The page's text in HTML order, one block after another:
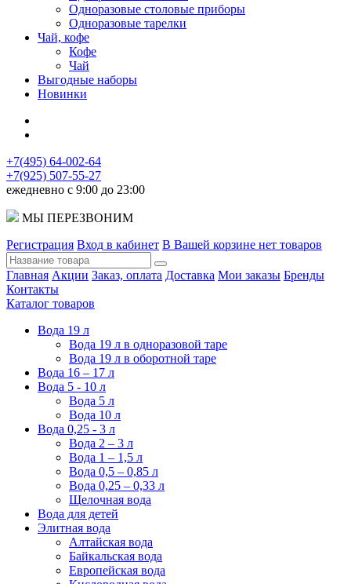
Одноразовые столовые приборы
Одноразовые тарелки
Чай, кофе
Кофе
Чай
Выгодные наборы
Новинки
+7(495) 64-002-64
+7(925) 507-55-27
ежедневно с 9:00 до 23:00
МЫ ПЕРЕЗВОНИМ
Регистрация Вход в кабинет В Вашей корзине нет товаров
Главная Акции Заказ, оплата Доставка Мои заказы Бренды
Контакты
Каталог товаров
Вода 19 л
Вода 19 л в одноразовой таре
Вода 19 л в оборотной таре
Вода 16 – 17 л
Вода 5 - 10 л
Вода 5 л
Вода 10 л
Вода 0,25 - 3 л
Вода 2 – 3 л
Вода 1 – 1,5 л
Вода 0,5 – 0,85 л
Вода 0,25 – 0,33 л
Щелочная вода
Вода для детей
Элитная вода
Алтайская вода
Байкальская вода
Европейская вода